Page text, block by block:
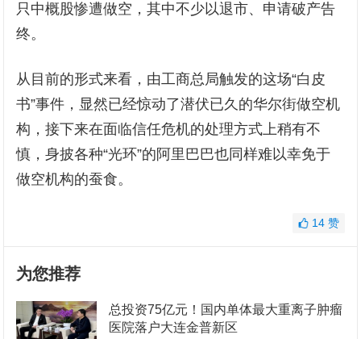
只中概股惨遭做空，其中不少以退市、申请破产告
终。
从目前的形式来看，由工商总局触发的这场“白皮
书”事件，显然已经惊动了潜伏已久的华尔街做空机
构，接下来在面临信任危机的处理方式上稍有不
慎，身披各种“光环”的阿里巴巴也同样难以幸免于
做空机构的蚕食。
14 赞
为您推荐
总投资75亿元！国内单体最大重离子肿瘤
医院落户大连金普新区